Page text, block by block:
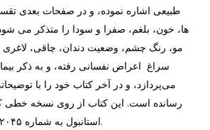
طبیعی اشاره نموده، و در صفحات بعدی
ها، خون، بلغم، صفرا و سودا را متذکر می
مو، رنگ چشم، وضعیت دندان، چاقی، لاغری
سراغ اعراض نفسانی رفته، و به ذکر
می‌پردازد، و در آخر کتاب خود را با
رسانده است. این کتاب از روی نسخه خطی
استانبول به شماره ۲۰۴۵ به چاپ رسیده است.